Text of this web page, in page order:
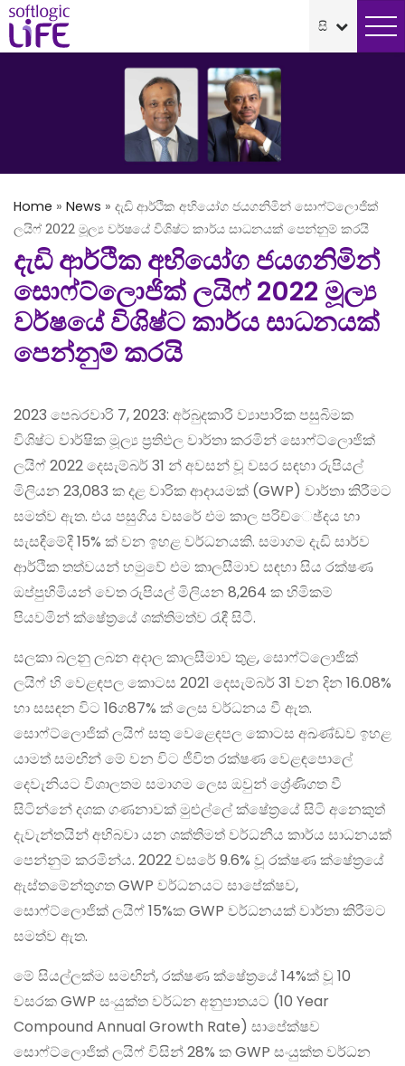
Home » News » දැඩි ආර්ථික අභියෝග ජයගනිමින් සොෆ්ට්ලොජික්
ලයිෆ් 2022 මූල්‍ය වර්ෂයේ විශිෂ්ට කාර්ය සාධනයක් පෙන්නුම් කරයි
දැඩි ආර්ථික අභියෝග ජයගනිමින්
සොෆ්ට්ලොජික් ලයිෆ් 2022 මූල්‍ය
වර්ෂයේ විශිෂ්ට කාර්ය සාධනයක්
පෙන්නුම් කරයි
2023 පෙබරවාරි 7, 2023: අර්බුදකාරී ව්‍යාපාරික පසුබිමක
විශිෂ්ට වාර්ෂික මූල්‍ය ප‍්‍රතිඵල වාර්තා කරමින් සොෆ්ට්ලොජික්
ලයිෆ් 2022 දෙසැම්බර් 31 න් අවසන් වූ වසර සඳහා රුපියල්
මිලියන 23,083 ක දළ වාරික ආදායමක් (GWP) වාර්තා කිරීමට
සමත්ව ඇත. එය පසුගිය වසරේ එම කාල පරිච්ෙඡ්දය හා
සැසඳීමේදී 15% ක් වන ඉහළ වර්ධනයකි. සමාගම දැඩි සාර්ව
ආර්ථික තත්වයන් හමුවේ එම කාලසීමාව සඳහා සිය රක්ෂණ
ඔප්පුහිමියන් වෙත රුපියල් මිලියන 8,264 ක හිමිකම්
පියවමින් ක්ෂේත‍්‍රයේ ශක්තිමත්ව රැඳී සිටී.
සලකා බලනු ලබන අදාල කාලසීමාව තුළ, සොෆ්ට්ලොජික්
ලයිෆ් හි වෙළඳපල කොටස 2021 දෙසැම්බර් 31 වන දින 16.08%
හා සසඳන විට 16ග87% ක් ලෙස වර්ධනය වී ඇත.
සොෆ්ට්ලොජික් ලයිෆ් සතු වෙළෙඳපල කොටස අඛණ්ඩව ඉහළ
යාමත් සමඟින් මේ වන විට ජීවිත රක්ෂණ වෙළඳපොලේ
දෙවැනියට විශාලතම සමාගම ලෙස ඔවුන් ශ්‍රේණිගත වී
සිටින්නේ දශක ගණනාවක් මුළුල්ලේ ක්ෂේත‍්‍රයේ සිටි අනෙකුත්
දැවැන්තයින් අභිබවා යන ශක්තිමත් වර්ධනීය කාර්ය සාධනයක්
පෙන්නුම් කරමින්ය. 2022 වසරේ 9.6‍% වූ රක්ෂණ ක්ෂේත‍්‍රයේ
ඇස්තමේන්තුගත GWP වර්ධනයට සාපේක්ෂව,
සොෆ්ට්ලොජික් ලයිෆ් 15%ක GWP වර්ධනයක් වාර්තා කිරීමට
සමත්ව ඇත.
මේ සියල්ලක්ම සමඟින්, රක්ෂණ ක්ෂේත‍්‍රයේ 14%ක් වූ 10
වසරක GWP සංයුක්ත වර්ධන අනුපාතයට (10 Year
Compound Annual Growth Rate) සාපේක්ෂව
සොෆ්ට්ලොජික් ලයිෆ් විසින් 28% ක GWP සංයුක්ත වර්ධන